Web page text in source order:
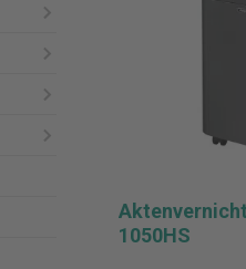
1050HS